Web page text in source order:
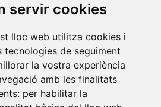
servir cookies
lloc web utilitza cookies i
tecnologies de seguiment
la vostra experiència
amb les finalitats
per habilitar la
CEU•Universitat d'Alacant